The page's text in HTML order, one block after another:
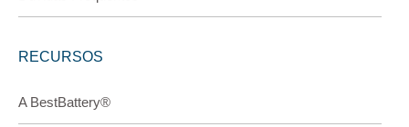
RECURSOS
A BestBattery®